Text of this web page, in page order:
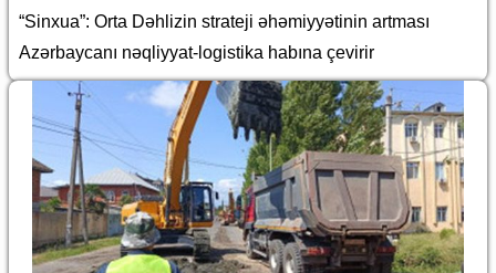
“Sinxua”: Orta Dəhlizin strateji əhəmiyyətinin artması
Azərbaycanı nəqliyyat-logistika habına çevirir